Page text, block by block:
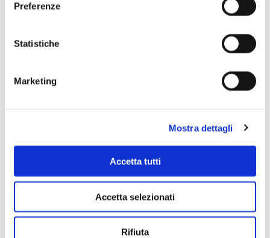
Preferenze
Statistiche
Marketing
Mostra dettagli
Accetta tutti
Accetta selezionati
Rifiuta